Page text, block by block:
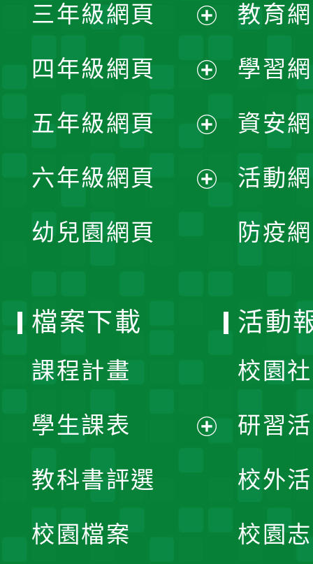
選
單
開
選
單
三年級網頁
開
選
單
四年級網頁
開
選
五年級網頁
開
六年級網頁
幼兒園網頁
教育
學習
資安
活動
防疫
檔案下載
課程計畫
學生課表
教科書評選
校園檔案
活動
校園
研習
校外
校園